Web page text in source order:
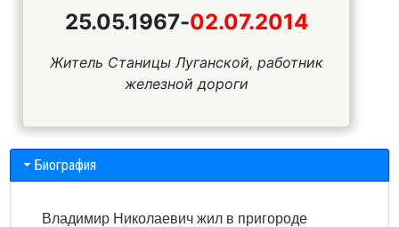
25.05.1967-02.07.2014
Житель Станицы Луганской, работник
железной дороги
Биография
Владимир Николаевич жил в пригороде